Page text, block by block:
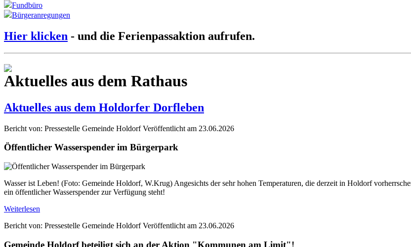
Fundbüro
Bürgeranregungen
Hier klicken - und die Ferienpassaktion aufrufen.
Aktuelles aus dem Rathaus
Aktuelles aus dem Holdorfer Dorfleben
Bericht von: Pressestelle Gemeinde Holdorf Veröffentlicht am 23.06.2026
Öffentlicher Wasserspender im Bürgerpark
Wasser ist Leben! (Foto: Gemeinde Holdorf, W.Krug) Angesichts der sehr hohen Temperaturen, die derzeit in Holdorf
ein öffentlicher Wasserspender zur Verfügung steht!
Weiterlesen
Bericht von: Pressestelle Gemeinde Holdorf Veröffentlicht am 23.06.2026
Gemeinde Holdorf beteiligt sich an der Aktion "Kommunen am Limit"!